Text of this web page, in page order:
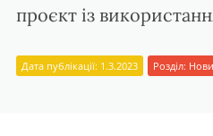
проєкт із
Дата публікації: 1.3.2023 Розділ: